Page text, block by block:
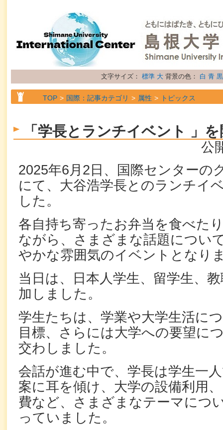
文字サイズ： 標準 大 背景の色： 白 青 黒
TOP 国際：記事カテゴリ 属性 トピックス
「学長とランチイベント 」
公
2025年6月2日、国際センターの
にて、大谷浩学長とのランチイ
した。
各自持ち寄ったお弁当を食べた
ながら、さまざまな話題につい
やかな雰囲気のイベントとなり
当日は、日本人学生、留学生、
加しました。
学生たちは、学業や大学生活に
目標、さらには大学への要望に
交わしました。
会話が進む中で、学長は学生一
案に耳を傾け、大学の設備利用
費など、さまざまなテーマにつ
っていました。